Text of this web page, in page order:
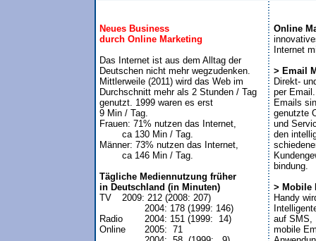
Neues Business
durch Online Marketing
Das Internet ist aus dem Alltag der
Deutschen nicht mehr wegzudenken.
Mittlerweile (2011) wird das Web im
Durchschnitt mehr als 2 Stunden / Tag
genutzt. 1999 waren es erst
9 Min / Tag.
Frauen: 71% nutzen das Internet,
        ca 130 Min / Tag.
Männer: 73% nutzen das Internet,
        ca 146 Min / Tag.
Tägliche Mediennutzung früher
in Deutschland (in Minuten)
TV	2009: 212 (2008: 207)
                2004: 178 (1999: 146)
Radio	2004: 151 (1999:  14)
Online	2005:  71
Online
Internet
> Email
Direkt-
per Email.
Emails
genutzte
und
den
bindung.
> Mobile
Handy
auf SMS,
mobile